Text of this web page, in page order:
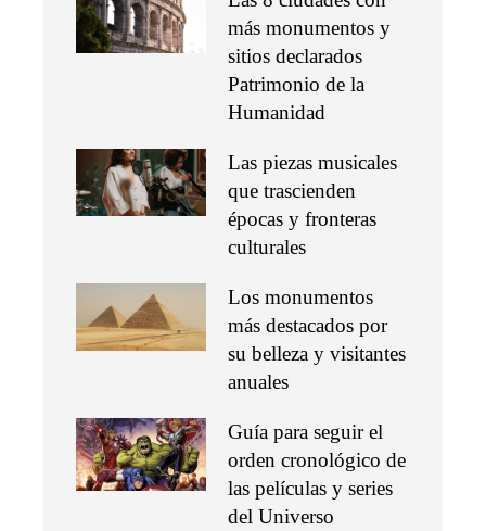
más monumentos y
sitios declarados
Patrimonio de la
Humanidad
Las piezas musicales
que trascienden
épocas y fronteras
culturales
Los monumentos
más destacados por
su belleza y visitantes
anuales
Guía para seguir el
orden cronológico de
las películas y series
del Universo